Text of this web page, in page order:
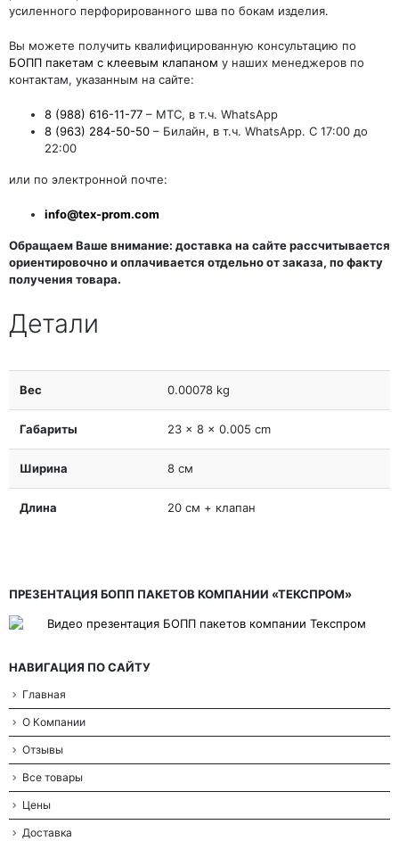
усиленного перфорированного шва по бокам изделия.
Вы можете получить квалифицированную консультацию по
БОПП пакетам с клеевым клапаном у наших менеджеров по
контактам, указанным на сайте:
8 (988) 616-11-77 – МТС, в т.ч. WhatsApp
8 (963) 284-50-50 – Билайн, в т.ч. WhatsApp. С 17:00 до
22:00
или по электронной почте:
info@tex-prom.com
Обращаем Ваше внимание: доставка на сайте рассчитывается
ориентировочно и оплачивается отдельно от заказа, по факту
получения товара.
Детали
Вес 0.00078 kg
Габариты 23 × 8 × 0.005 cm
Ширина 8 см
Длина 20 см + клапан
ПРЕЗЕНТАЦИЯ БОПП ПАКЕТОВ КОМПАНИИ «ТЕКСПРОМ»
НАВИГАЦИЯ ПО САЙТУ
Главная
О Компании
Отзывы
Все товары
Цены
Доставка